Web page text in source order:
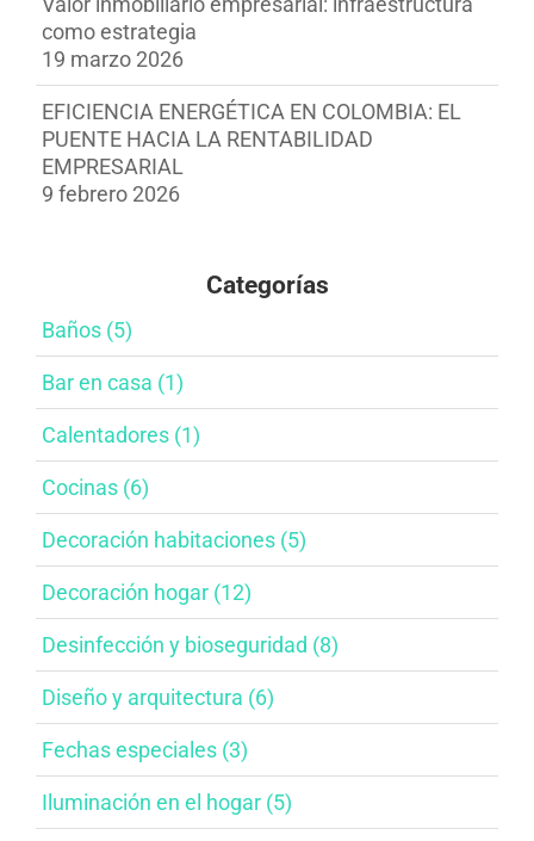
como estrategia
19 marzo 2026
EFICIENCIA ENERGÉTICA EN COLOMBIA: EL
PUENTE HACIA LA RENTABILIDAD
EMPRESARIAL
9 febrero 2026
Categorías
Baños (5)
Bar en casa​ (1)
Calentadores (1)
Cocinas (6)
Decoración habitaciones​ (5)
Decoración hogar (12)
Desinfección y bioseguridad​ (8)
Diseño y arquitectura​ (6)
Fechas especiales​ (3)
Iluminación en el hogar​ (5)